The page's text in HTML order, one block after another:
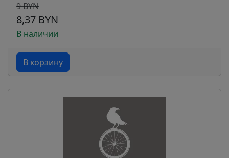
9 BYN
8,37 BYN
В наличии
В корзину